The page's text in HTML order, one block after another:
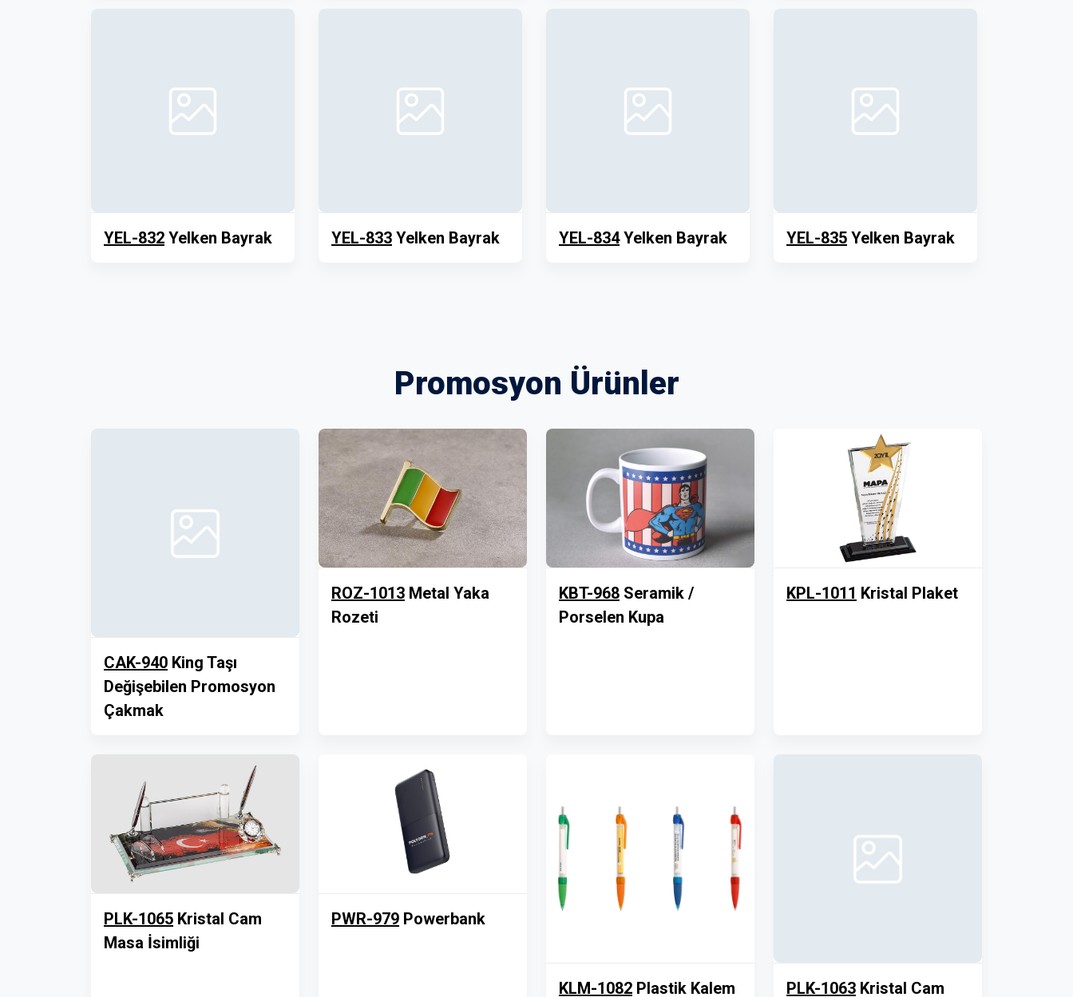
YEL-832 Yelken Bayrak YEL-833 Yelken Bayrak YEL-834Yelken Bayrak YEL-835 Yelken Bayrak
Promosyon Ürünler
CAK-940 King Taşı
Değişebilen Promosyon
Çakmak
ROZ-1013 Metal Yaka
Rozeti
KBT-968 Seramik /
Porselen Kupa
KPL-1011 Kristal Plaket
PLK-1065 Kristal Cam
Masa İsimliği
PWR-979 Powerbank
KLM-1082 Plastik Kalem PLK-1063 Kristal Cam